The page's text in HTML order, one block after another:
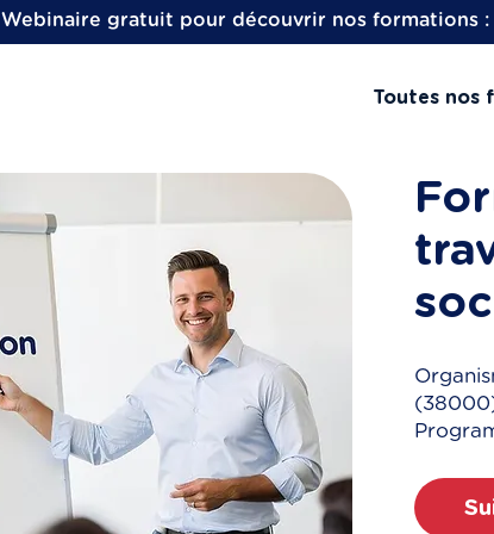
Webinaire gratuit pour découvrir nos formations :
Toutes nos